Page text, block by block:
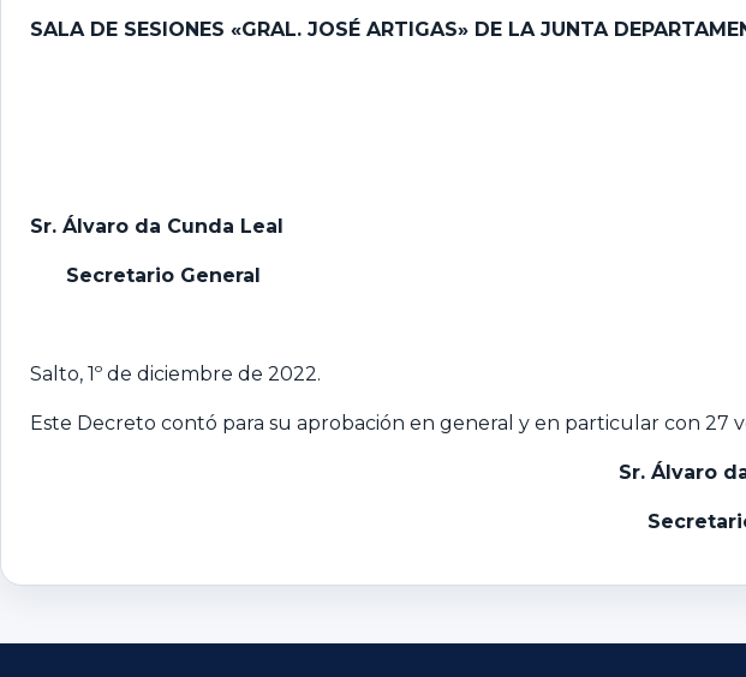
SALA DE SESIONES «GRAL. JOSÉ ARTIGAS» DE LA JUNTA
Sr. Álvaro da Cunda Leal
Secretario General
Salto, 1º de diciembre de 2022.
Este Decreto contó para su aprobación en general y en particular con 27
Sr. Álvaro